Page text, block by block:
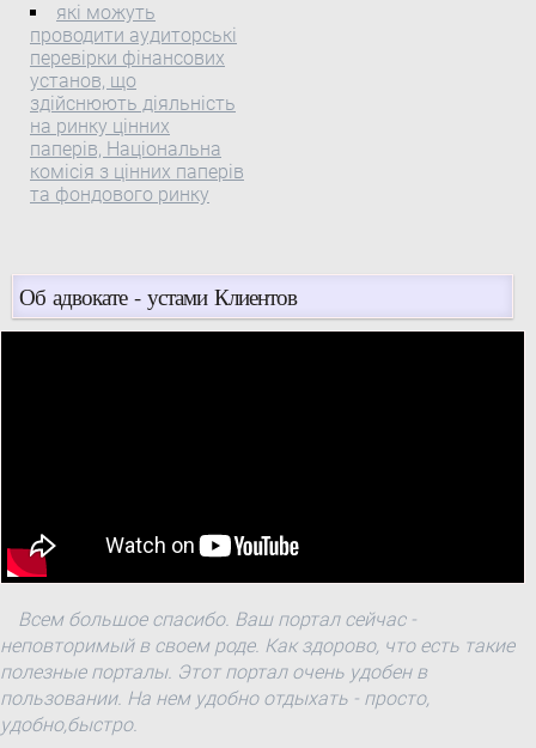
які можуть
проводити аудиторські
перевірки фінансових
установ, що
здійснюють діяльність
на ринку цінних
паперів, Національна
комісія з цінних паперів
та фондового ринку
Об адвокате - устами Клиентов
Всем большое спасибо. Ваш портал сейчас -
неповторимый в своем роде. Как здорово, что есть такие
полезные порталы. Этот портал очень удобен в
пользовании. На нем удобно отдыхать - просто,
удобно,быстро.